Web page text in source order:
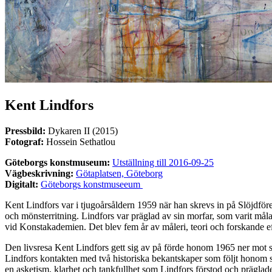
Kent Lindfors
Pressbild: Dykaren II (2015)
Fotograf: Hossein Sethatlou
Göteborgs konstmuseum: Utställning till 2016-09-25
Vägbeskrivning: Götaplatsen, Göteborg
Digitalt: Göteborgs konstmuseeum
Kent Lindfors var i tjugoårsåldern 1959 när han skrevs in på
och mönsterritning. Lindfors var präglad av sin morfar, som varit
vid Konstakademien. Det blev fem år av måleri, teori och forskande
Den livsresa Kent Lindfors gett sig av på förde honom 1965 ner
Lindfors kontakten med två historiska bekantskaper som följt honom
en asketism, klarhet och tankfullhet som Lindfors förstod och